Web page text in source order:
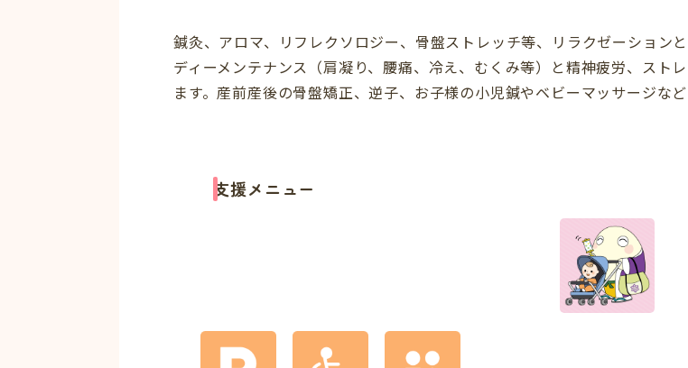
鍼灸、アロマ、リフレクソロジー、骨盤ストレッチ等、リラクゼーション
ディーメンテナンス（肩凝り、腰痛、冷え、むくみ等）と精神疲労、スト
ます。産前産後の骨盤矯正、逆子、お子様の小児鍼やベビーマッサージなど
支援メニュー